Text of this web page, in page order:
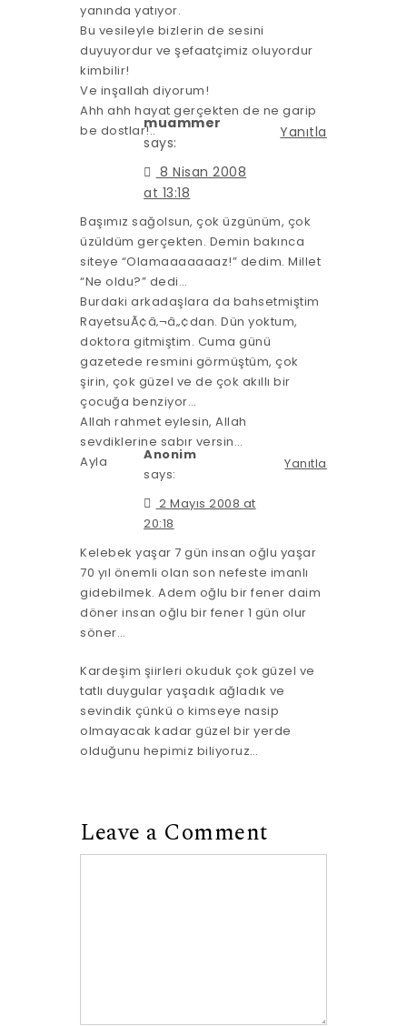
yanında yatıyor.
Bu vesileyle bizlerin de sesini
duyuyordur ve şefaatçimiz oluyordur
kimbilir!
Ve inşallah diyorum!
Ahh ahh hayat gerçekten de ne garip
be dostlar!..
Yanıtla
muammer
says:
8 Nisan 2008
at 13:18
Başımız sağolsun, çok üzgünüm, çok
üzüldüm gerçekten. Demin bakınca
siteye “Olamaaaaaaaz!” dedim. Millet
“Ne oldu?” dedi…
Burdaki arkadaşlara da bahsetmiştim
RayetsuÃ¢â‚¬â„¢dan. Dün yoktum,
doktora gitmiştim. Cuma günü
gazetede resmini görmüştüm, çok
şirin, çok güzel ve de çok akıllı bir
çocuğa benziyor…
Allah rahmet eylesin, Allah
sevdiklerine sabır versin…
Ayla
Yanıtla
Anonim
says:
2 Mayıs 2008 at
20:18
Kelebek yaşar 7 gün insan oğlu yaşar
70 yıl önemli olan son nefeste imanlı
gidebilmek. Adem oğlu bir fener daim
döner insan oğlu bir fener 1 gün olur
söner…
Kardeşim şiirleri okuduk çok güzel ve
tatlı duygular yaşadık ağladık ve
sevindik çünkü o kimseye nasip
olmayacak kadar güzel bir yerde
olduğunu hepimiz biliyoruz…
Leave a Comment